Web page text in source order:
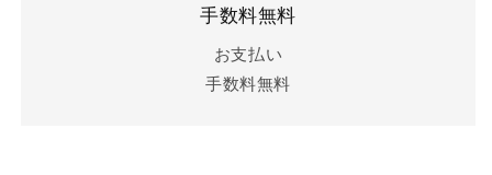
手数料無料
お支払い
手数料無料